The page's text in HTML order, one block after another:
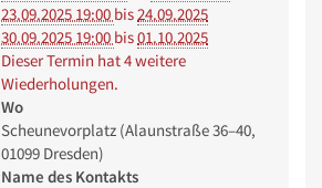
23.09.2025 19:00 bis24.09.2025
30.09.2025 19:00 bis01.10.2025
Dieser Termin hat 4 weitere
Wiederholungen.
Wo
Scheunevorplatz (Alaunstraße 36–40,
01099 Dresden)
Name des Kontakts